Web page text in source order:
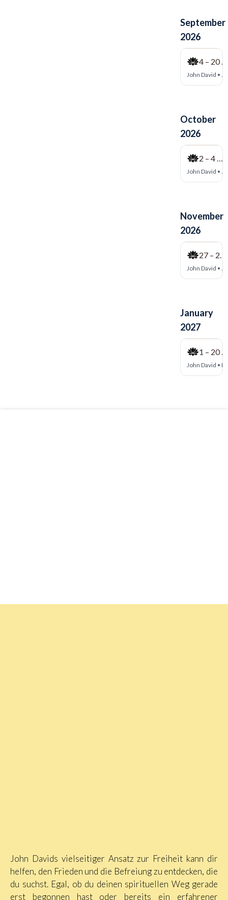
John Davids vielseitiger Ansatz zur Freiheit kann dir
helfen, den Frieden und die Befreiung zu entdecken, die
du suchst. Egal, ob du deinen spirituellen Weg gerade
erst begonnen hast oder bereits ein erfahrener